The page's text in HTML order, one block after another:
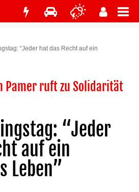
“Jeder hat das Recht auf ein
Pamer ruft zu Solidarität
“Jeder
auf ein
Leben”